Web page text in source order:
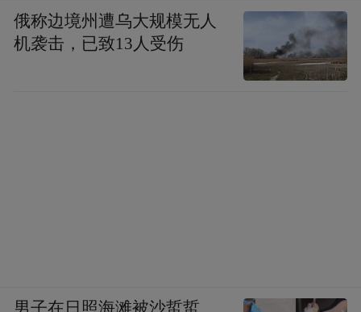
俄称边境州遭乌大规模无人
机袭击，已致13人受伤
男子在日照海滩被沙蜇蜇